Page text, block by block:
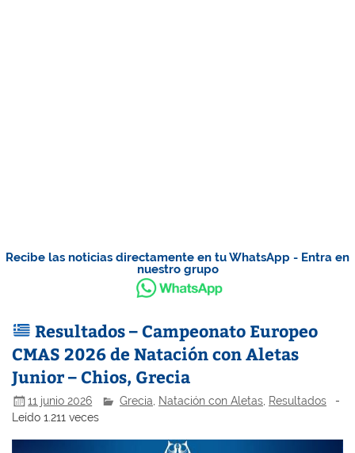
Recibe las noticias directamente en tu WhatsApp - Entra en
nuestro grupo
Resultados – Campeonato Europeo
CMAS 2026 de Natación con Aletas
Junior – Chios, Grecia
11 junio 2026 Grecia Natación con Aletas Resultados
-
Leído 1.211 veces